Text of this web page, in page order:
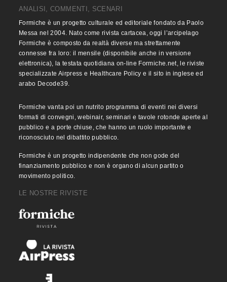
ANALISI, COMMENTI, SCENARI
Formiche è un progetto culturale ed editoriale fondato da Paolo
Messa nel 2004. Nato come rivista cartacea, oggi l’arcipelago
Formiche è composto da realtà diverse ma strettamente
connesse fra loro: il mensile (disponibile anche in versione
elettronica), la testata quotidiana on-line Formiche.net, le riviste
specializzate Airpress e Healthcare Policy e il sito in inglese ed
arabo Decode39.
Formiche vanta poi un nutrito programma di eventi nei diversi
formati di convegni, webinair, seminari e tavole rotonde aperte al
pubblico e a porte chiuse, che hanno un ruolo importante e
riconosciuto nel dibattito pubblico.
Formiche è un progetto indipendente che non gode del
finanziamento pubblico e non è organo di alcun partito o
movimento politico.
LE NOSTRE RIVISTE